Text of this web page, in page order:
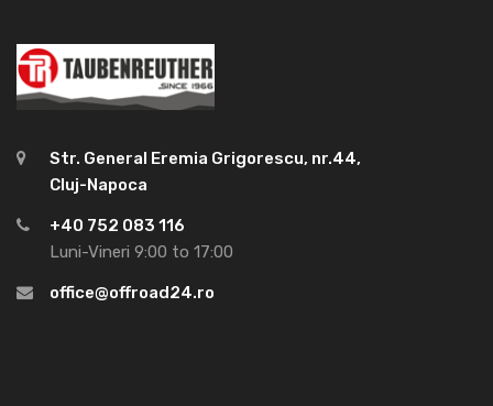
Str. General Eremia Grigorescu, nr.44,
Cluj-Napoca
+40 752 083 116
Luni-Vineri 9:00 to 17:00
office@offroad24.ro